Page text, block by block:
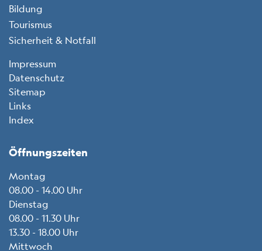
Bildung
Tourismus
Sicherheit & Notfall
Toolbar
Impressum
Datenschutz
Sitemap
Links
Index
Öffnungszeiten
Montag
08.00 - 14.00 Uhr
Dienstag
08.00 - 11.30 Uhr
13.30 - 18.00 Uhr
Mittwoch